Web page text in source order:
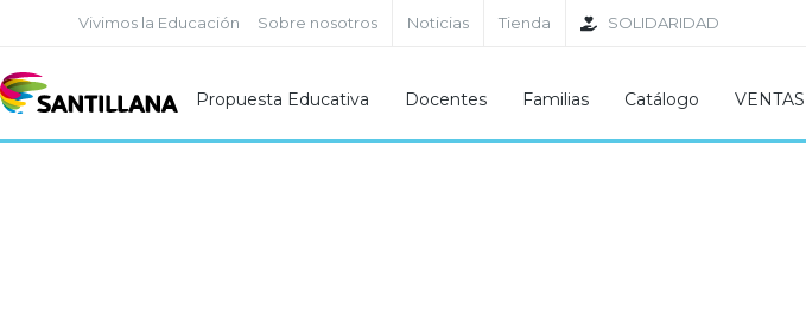
Vivimos la Educación Sobre nosotros Noticias Tienda SOLIDARIDAD
Propuesta Educativa Docentes Familias Catálogo VENTAS